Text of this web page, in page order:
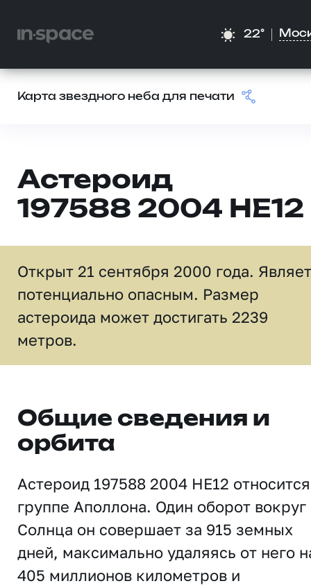
22°
Карта звездного неба для печати
Астероид
197588 2004 HE12
Открыт 21 сентября 2000 года.
потенциально опасным. Размер
астероида может достигать 2239
метров.
Общие сведения и
орбита
Астероид 197588 2004 HE12
группе Аполлона. Один оборот вокруг
Солнца он совершает за 915 земных
дней, максимально удаляясь от него
405 миллионов километров и